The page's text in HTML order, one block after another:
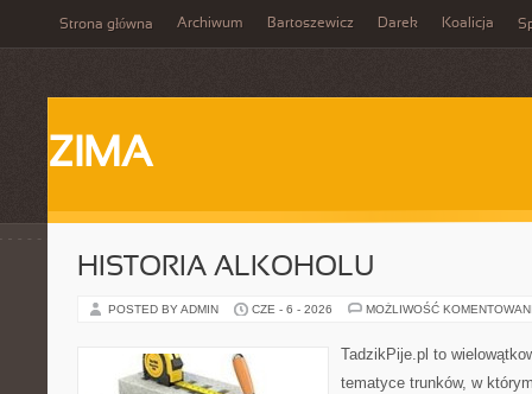
Strona główna Archiwum Bartoszewicz Darek Koalicja
ZIMA
HISTORIA ALKOHOLU
POSTED BY ADMIN CZE - 6 - 2026 MOŻLIWOŚĆ
TadzikPije.pl to
tematyce trunków, w